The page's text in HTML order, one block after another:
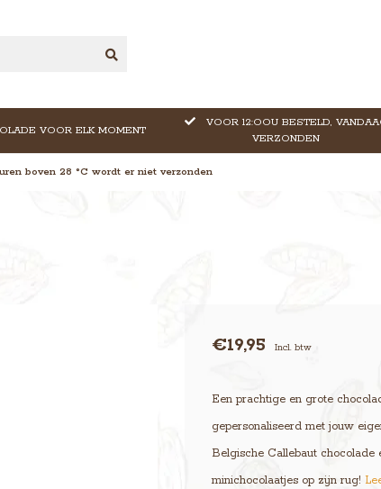
VOOR ELK MOMENT
VOOR 12:OOU BESTELD,
VERZONDEN
boven 28 °C wordt er niet verzonden
€19,95 Incl. btw
Een prachtige en grote
gepersonaliseerd met jouw
Belgische Callebaut chocolade
minichocolaatjes op zijn rug!